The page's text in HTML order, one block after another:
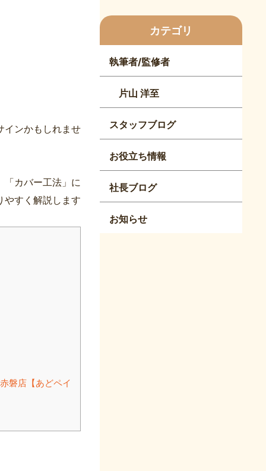
インかもしれませ
「カバー工法」に
やすく解説します
磐店【あどペイ
カテゴリ
執筆者/監修者
片山 洋至
スタッフブログ
お役立ち情報
社長ブログ
お知らせ